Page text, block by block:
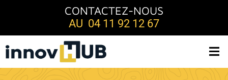
CONTACTEZ-NOUS
AU 04 11 92 12 67